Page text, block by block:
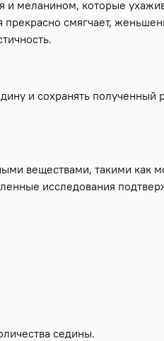
и меланином, которые
смягчает,
и сохранять полученный
веществами, такими как
исследования
седины.